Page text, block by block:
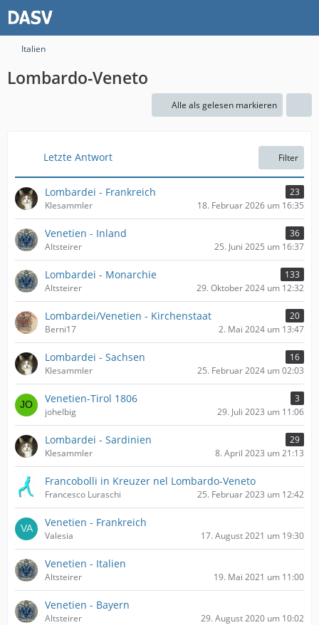
Italien
Lombardo-Veneto
Alle als gelesen markieren
Letzte Antwort Filter
Lombardei - Frankreich
23
Klesammler
18. Februar 2026 um 16:35
Venetien - Inland
36
Altsteirer
25. Juni 2025 um 16:37
Lombardei - Monarchie
133
Altsteirer
29. Oktober 2024 um 12:32
Lombardei/Venetien - Kirchenstaat
20
Berni17
2. Mai 2024 um 13:47
Lombardei - Sachsen
16
Klesammler
25. Februar 2024 um 02:03
Venetien-Tirol 1806
3
johelbig
29. Juli 2023 um 11:06
Lombardei - Sardinien
29
Klesammler
8. April 2023 um 21:13
Francobolli in Kreuzer nel Lombardo-Veneto
Francesco Luraschi 25. Februar 2023 um 12:42
Venetien - Frankreich
Valesia 17. August 2021 um 19:30
Venetien - Italien
Altsteirer 19. Mai 2021 um 11:00
Venetien - Bayern
Altsteirer 29. August 2020 um 10:02